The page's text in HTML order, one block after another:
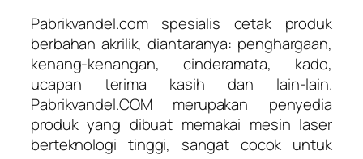
Pabrikvandel.com spesialis cetak produk
berbahan akrilik, diantaranya: penghargaan,
kenang-kenangan, cinderamata, kado,
ucapan terima kasih dan lain-lain.
Pabrikvandel.COM merupakan penyedia
produk yang dibuat memakai mesin laser
berteknologi tinggi, sangat cocok untuk